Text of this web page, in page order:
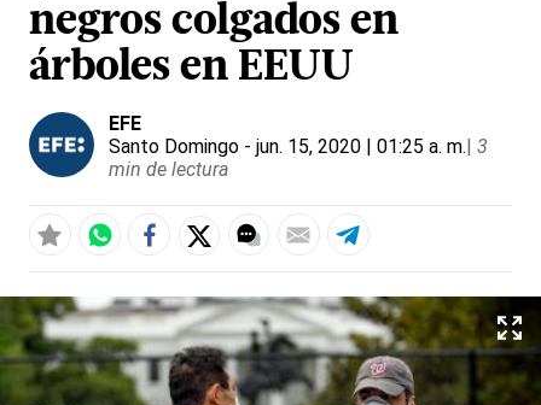
negros colgados en
árboles en EEUU
EFE
Santo Domingo - jun. 15, 2020 | 01:25 a. m.| 3
min de lectura